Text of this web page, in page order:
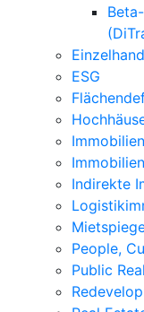
ESG
Indirekte
People,
Public